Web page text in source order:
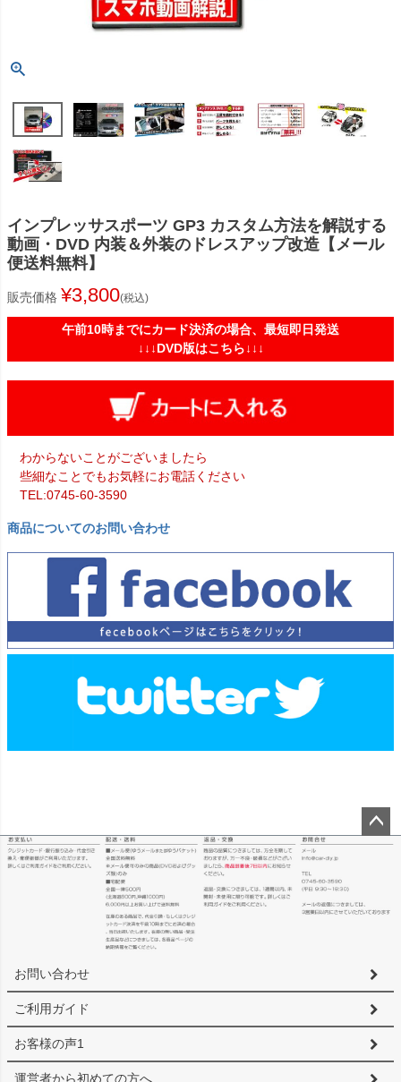
インプレッサスポーツ GP3 カスタム方法を解説する
動画・DVD 内装＆外装のドレスアップ改造【メール
便送料無料】
販売価格 ¥3,800 税込
午前10時までにカード決済の場合、最短即日発送
↓↓↓DVD版はこちら↓↓↓
わからないことがございましたら
些細なことでもお気軽にお電話ください
TEL:0745-60-3590
商品についてのお問い合わせ
ペー
へ
お問い合わせ
ご利用ガイド
お客様の声1
運営者から初めての方へ